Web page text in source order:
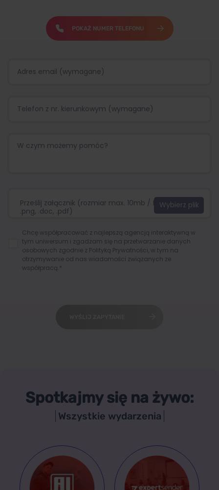
POKAŻ NUMER TELEFONU
Prześlij załącznik (rozmiar max. 10mb / format:.jpg,
.png, .doc, .pdf)
Chcę współpracować z najlepszą agencją interaktywną w
tym uniwersum i zgadzam się na przetwarzanie danych
osobowych zgodnie z Polityką Prywatności , w tym na
otrzymywanie od nas wiadomości związanych ze
współpracą.*
Spotkajmy się na żywo:
Wszystkie wydarzenia